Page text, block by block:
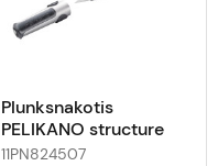
Plunksnakotis
PELIKANO structure
nib M pilkas
11PN824507